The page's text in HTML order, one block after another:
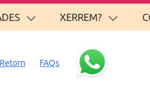
XERREM?
Retorn FAQs